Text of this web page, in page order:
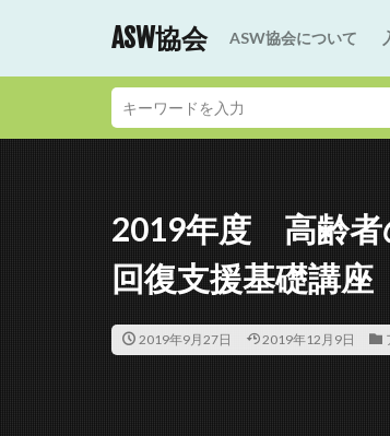
ASW協会 ASW協会について
2019年度 高齢者
回復支援基礎講
2019年9月27日 2019年12月9日